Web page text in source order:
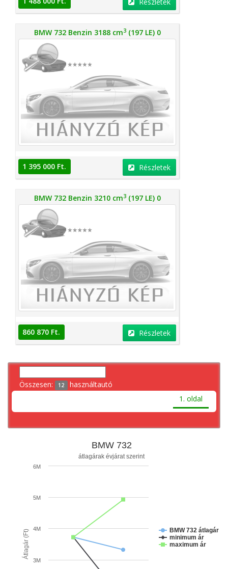
BMW 732 Benzin 3188 cm3(197 LE) 0
1 395 000 Ft. Részletek
BMW 732 Benzin 3210 cm3(197 LE) 0
860 870 Ft. Részletek
Összesen: 12 használtautó
1. oldal
Átlagár (Ft)
BMW 732
átlagárak évjárat szerint
BMW 732 átlagár
minimum ár
maximum ár
3M
4M
5M
6M